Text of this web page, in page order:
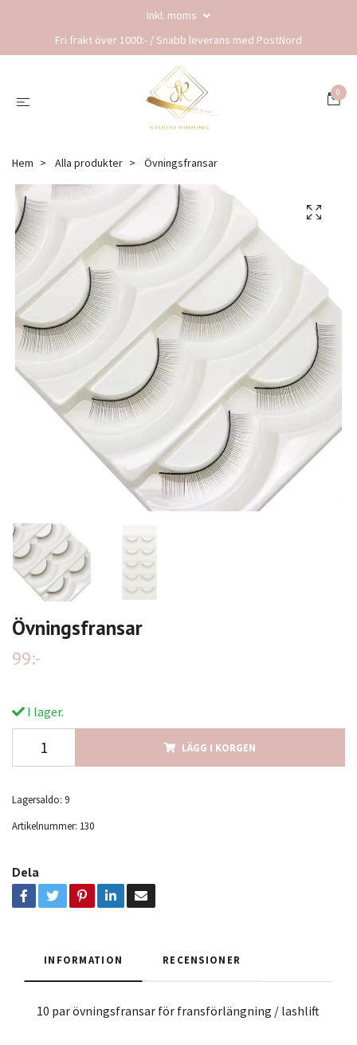
Inkl. moms
Fri frakt över 1000:- / Snabb leverans med PostNord
0
Hem Alla produkter Övningsfransar
Övningsfransar
99:-
I lager.
LÄGG I KORGEN
Lagersaldo: 9
Artikelnummer: 130
Dela
INFORMATION RECENSIONER
10 par övningsfransar för fransförlängning / lashlift